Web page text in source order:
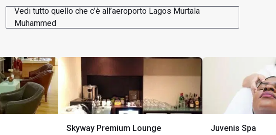
Vedi tutto quello che c’è all’aeroporto Lagos Murtala
Muhammed
Skyway Premium Lounge Juvenis Spa